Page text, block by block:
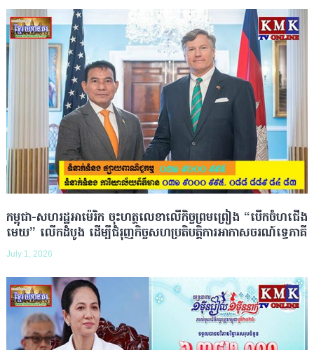
កម្ពុជា-សហរដ្ឋអាម៉េរិក ចុះហត្ថលេខាលើកិច្ចព្រមព្រៀង “បើកចំហជើង
មេឃ” លើកដំបូង ដើម្បីជំរុញកិច្ចសហប្រតិបត្តិការអាកាសចរណ៍ទ្វេភាគី
July 1, 2026